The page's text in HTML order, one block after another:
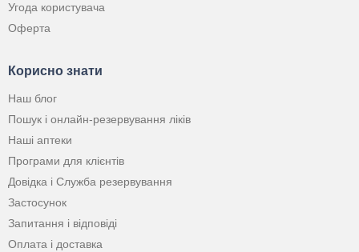
Угода користувача
Оферта
Корисно знати
Наш блог
Пошук і онлайн-резервування ліків
Наші аптеки
Програми для клієнтів
Довідка і Служба резервування
Застосунок
Запитання і відповіді
Оплата і доставка